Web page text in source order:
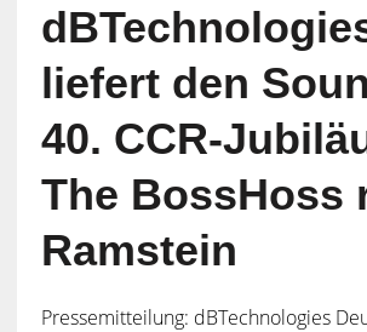
liefert den
40. CCR-
The BossHoss
Ramstein
Pressemitteilung: dBTechnologies